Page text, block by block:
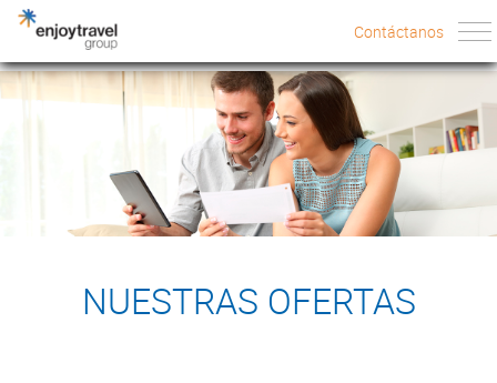
Contáctanos
Contáctanos
NUESTRAS OFERTAS